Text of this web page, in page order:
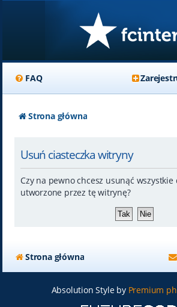
FAQ
Strona główna
Usuń ciasteczka witryny
Czy na pewno chcesz usunąć wszystkie
utworzone przez tę witrynę?
Strona główna
Absolution Style by Premium